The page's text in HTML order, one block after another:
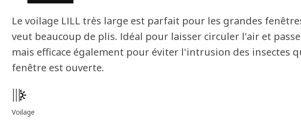
Le voilage LILL très large est parfait pour les grandes
veut beaucoup de plis. Idéal pour laisser circuler l'air et
mais efficace également pour éviter l'intrusion des insectes
fenêtre est ouverte.
Caractéristiques principales
Voilage